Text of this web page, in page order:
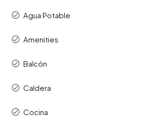
Agua Potable
Amenities
Balcón
Caldera
Cocina